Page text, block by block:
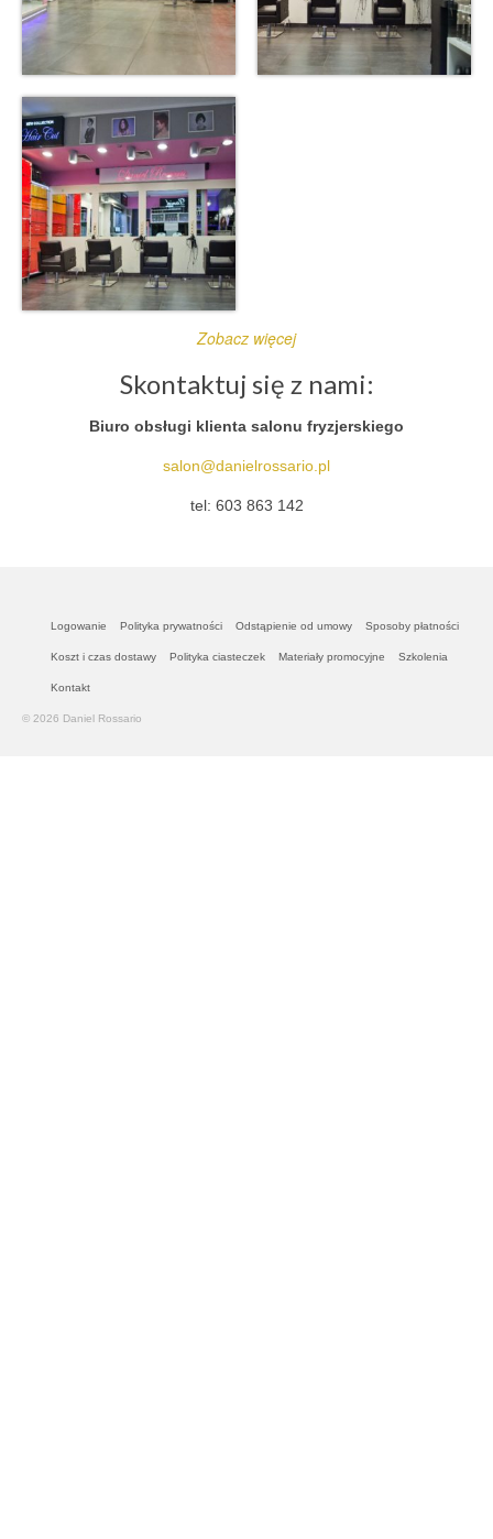
Zobacz więcej
Skontaktuj się z nami:
Biuro obsługi klienta salonu fryzjerskiego
salon@danielrossario.pl
tel: 603 863 142
Logowanie Polityka prywatności Odstąpienie od umowy Sposoby płatności
Koszt i czas dostawy Polityka ciasteczek Materiały promocyjne Szkolenia
Kontakt
© 2026 Daniel Rossario